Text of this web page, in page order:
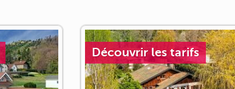
Découvrir les tarifs